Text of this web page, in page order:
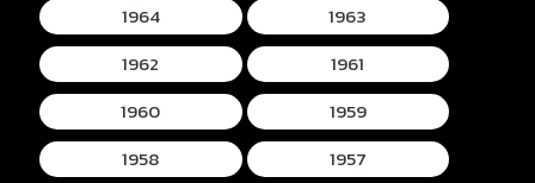
1964
1963
1962
1961
1960
1959
1958
1957